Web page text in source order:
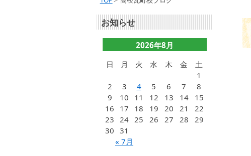
お知らせ
2026年8月
日
月 火 水 木 金 土
« 7月
1
2
3 4 5 6 7
8
9
10 11 12 13 14
15
16
17 18 19 20 21
22
23 24 25 26 27 28
29
30 31